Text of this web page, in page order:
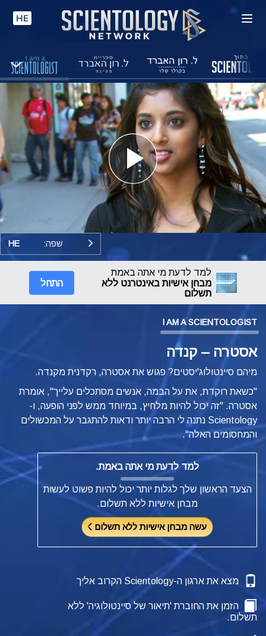
HE
Play
Video
שפה: HE
למד לדעת מי אתה באמת
מבחן אישיות באינטרנט ללא
תשלום
התחל
I AM A SCIENTOLOGIST
אסטרה – קנדה
מיהם סיינטולוג'יסטים? פגוש את אסטרה, רקדנית מקנדה.
"כשאת רוקדת, את על הבמה, אנשים מסתכלים עלייך", אומרת
אסטרה. "זה יכול להיות מלחיץ, במיוחד ממש לפני הופעה, ו-
Scientology נתנה לי הרבה יותר ודאות להתגבר על המכשולים
והמחסומים האלה".
למד לדעת מי אתה באמת.
הצעד הראשון שלך לגלות יותר יכול להיות פשוט לעשות
מבחן אישיות ללא תשלום.
עשה מבחן אישיות ללא תשלום
מצא את ארגון ה-Scientology הקרוב אליך
הזמן את החוברת 'תיאור של סיינטולוגיה' ללא
תשלום.